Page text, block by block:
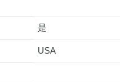
是
USA